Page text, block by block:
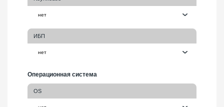
ИБП
Операционная система
OS